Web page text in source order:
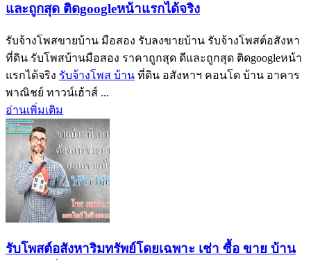
และถูกสุด ติดgoogleหน้าแรกได้จริง
รับจ้างโพสขายบ้าน มือสอง รับลงขายบ้าน รับจ้างโพสต์อสังหา
ที่ดิน รับโพสบ้านมือสอง ราคาถูกสุด ดีและถูกสุด ติดgoogleหน้า
แรกได้จริง รับจ้างโพส บ้าน ที่ดิน อสังหาฯ คอนโด บ้าน อาคาร
พาณิชย์ ทาวน์เฮ้าส์ ...
อ่านเพิ่มเติม
รับโพสต์อสังหาริมทรัพย์โดยเฉพาะ เช่า ซื้อ ขาย บ้าน